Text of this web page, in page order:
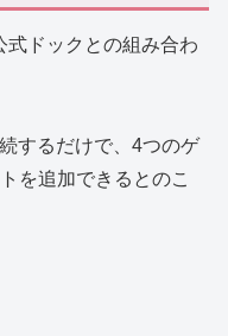
式ドックとの組み合わ
するだけで、4つのゲ
を追加できるとのこ